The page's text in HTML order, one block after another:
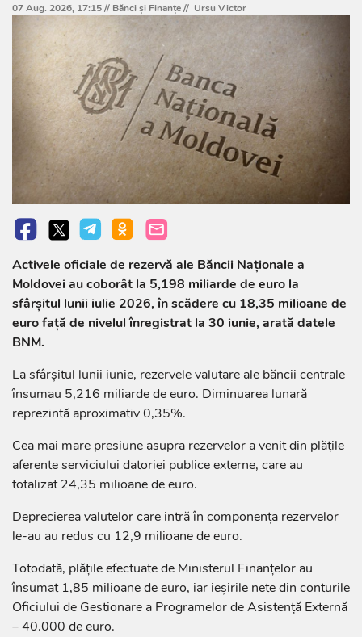
07 Aug. 2026, 17:15 // Bănci şi Finanţe// Ursu Victor
Activele oficiale de rezervă ale Băncii Naționale a
Moldovei au coborât la 5,198 miliarde de euro la
sfârșitul lunii iulie 2026, în scădere cu 18,35 milioane de
euro față de nivelul înregistrat la 30 iunie, arată datele
BNM.
La sfârșitul lunii iunie, rezervele valutare ale băncii centrale
însumau 5,216 miliarde de euro. Diminuarea lunară
reprezintă aproximativ 0,35%.
Cea mai mare presiune asupra rezervelor a venit din plățile
aferente serviciului datoriei publice externe, care au
totalizat 24,35 milioane de euro.
Deprecierea valutelor care intră în componența rezervelor
le-au au redus cu 12,9 milioane de euro.
Totodată, plățile efectuate de Ministerul Finanțelor au
însumat 1,85 milioane de euro, iar ieșirile nete din conturile
Oficiului de Gestionare a Programelor de Asistență Externă
– 40.000 de euro.